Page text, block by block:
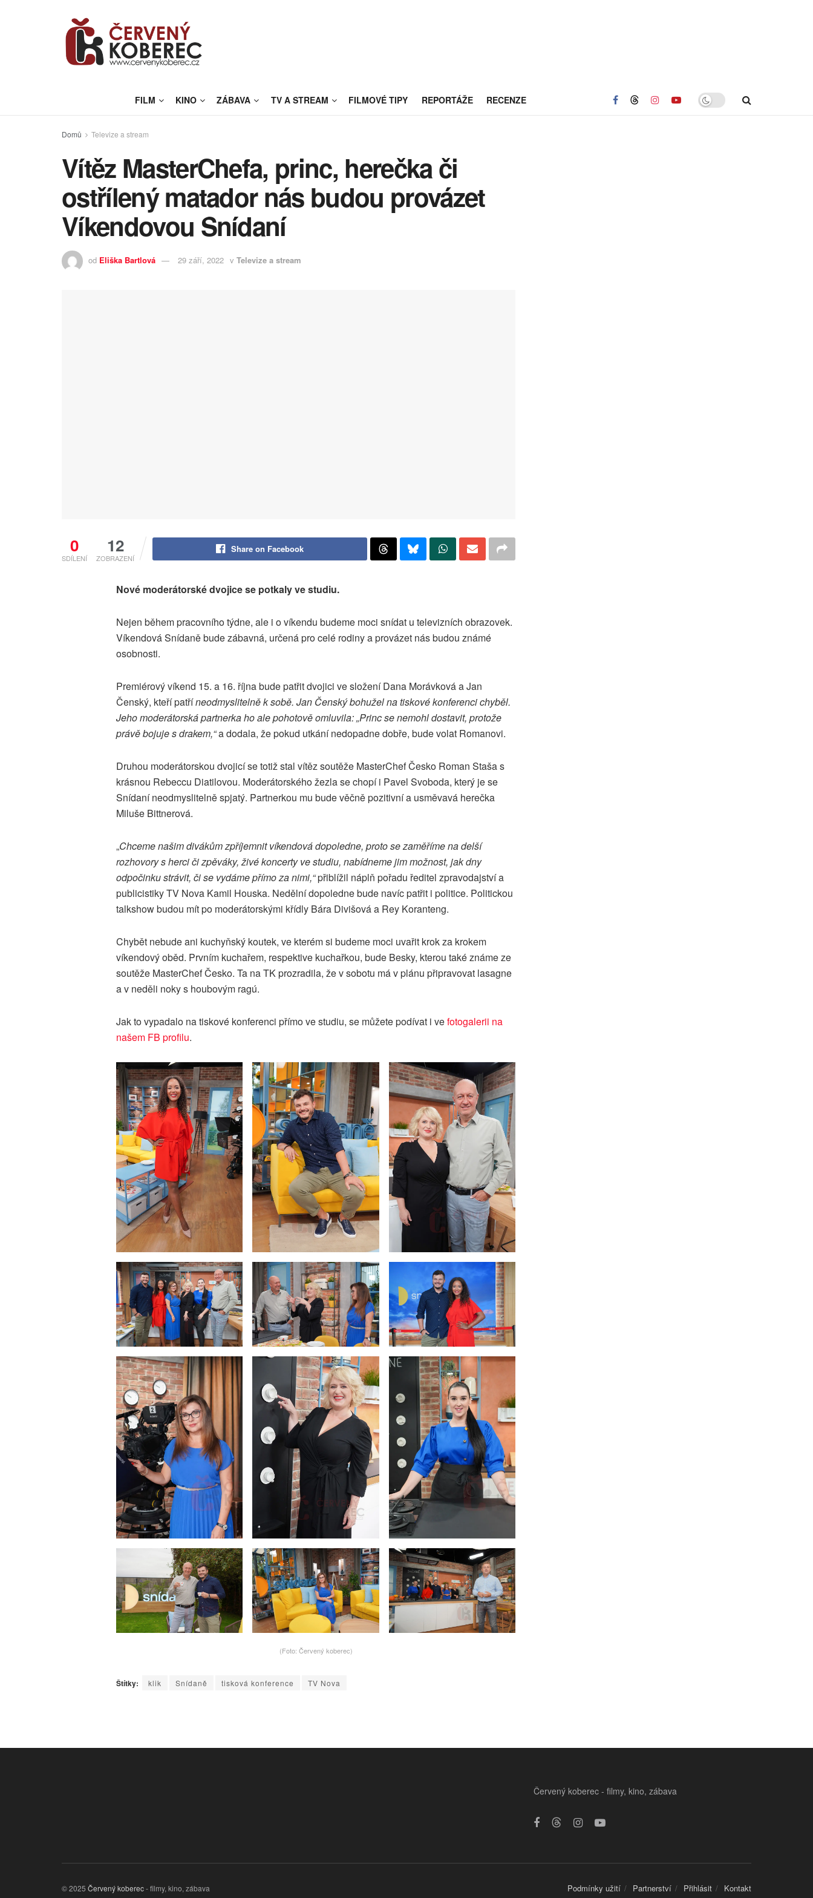
FILM KINO ZÁBAVA TV A STREAM FILMOVÉ TIPY REPORTÁŽE RECENZE
Domů Televize a stream
Vítěz MasterChefa, princ, herečka či
ostřílený matador nás budou provázet
Víkendovou Snídaní
od Eliška Bartlová 29 září, 2022 v Televize a stream
0
SDÍLENÍ
12
ZOBRAZENÍ
Share on Facebook
Nové moderátorské dvojice se potkaly ve studiu.
Nejen během pracovního týdne, ale i o víkendu budeme moci snídat u televizních obrazovek.
Víkendová Snídaně bude zábavná, určená pro celé rodiny a provázet nás budou známé
osobnosti.
Premiérový víkend 15. a 16. října bude patřit dvojici ve složení Dana Morávková a Jan
Čenský, kteří patříneodmyslitelně k sobě. Jan Čenský bohužel na tiskové konferenci chyběl.
Jeho moderátorská partnerka ho ale pohotově omluvila: „Princ se nemohl dostavit, protože
právě bojuje s drakem,“a dodala, že pokud utkání nedopadne dobře, bude volat Romanovi.
Druhou moderátorskou dvojicí se totiž stal vítěz soutěže MasterChef Česko Roman Staša s
krásnou Rebeccu Diatilovou. Moderátorského žezla se chopí i Pavel Svoboda, který je se
Snídaní neodmyslitelně spjatý. Partnerkou mu bude věčně pozitivní a usměvavá herečka
Miluše Bittnerová.
„Chceme našim divákům zpříjemnit víkendová dopoledne, proto se zaměříme na delší
rozhovory s herci či zpěváky, živé koncerty ve studiu, nabídneme jim možnost, jak dny
odpočinku strávit, či se vydáme přímo za nimi,“přiblížil náplň pořadu ředitel zpravodajství a
publicistiky TV Nova Kamil Houska. Nedělní dopoledne bude navíc patřit i politice. Politickou
talkshow budou mít po moderátorskými křídly Bára Divišová a Rey Koranteng.
Chybět nebude ani kuchyňský koutek, ve kterém si budeme moci uvařit krok za krokem
víkendový oběd. Prvním kuchařem, respektive kuchařkou, bude Besky, kterou také známe ze
soutěže MasterChef Česko. Ta na TK prozradila, že v sobotu má v plánu připravovat lasagne
a v neděli noky s houbovým ragú.
Jak to vypadalo na tiskové konferenci přímo ve studiu, se můžete podívat i vefotogalerii na
našem FB profilu.
(Foto: Červený koberec)
Štítky: klik Snídaně tisková konference TV Nova
Červený koberec - filmy, kino, zábava
Podmínky užití Partnerství Přihlásit Kontakt
© 2025 Červený koberec- filmy, kino, zábava